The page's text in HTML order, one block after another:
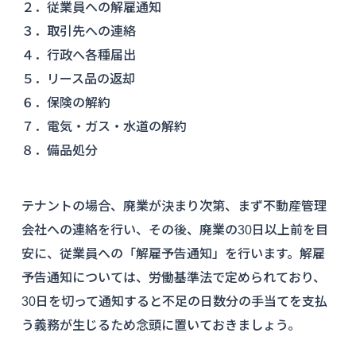
２．従業員への解雇通知
３．取引先への連絡
４．行政へ各種届出
５．リース品の返却
６．保険の解約
７．電気・ガス・水道の解約
８．備品処分
テナントの場合、廃業が決まり次第、まず不動産管理
会社への連絡を行い、その後、廃業の30日以上前を目
安に、従業員への「解雇予告通知」を行います。解雇
予告通知については、労働基準法で定められており、
30日を切って通知すると不足の日数分の手当てを支払
う義務が生じるため念頭に置いておきましょう。